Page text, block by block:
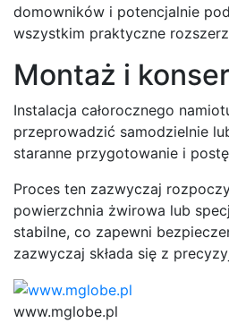
domowników i potencjalnie
wszystkim praktyczne
Montaż i
Instalacja całorocznego
przeprowadzić samodzielnie
staranne przygotowanie i
Proces ten zazwyczaj
powierzchnia żwirowa lub
stabilne, co zapewni
zazwyczaj składa się z
www.mglobe.pl